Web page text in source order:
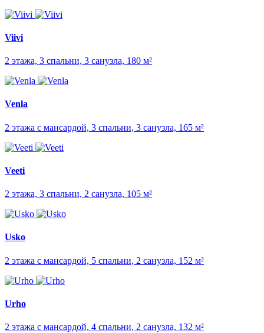
Viivi
2 этажа, 3 спальни, 3 санузла, 180 м²
Venla
2 этажа с мансардой, 3 спальни, 3 санузла, 165 м²
Veeti
2 этажа, 3 спальни, 2 санузла, 105 м²
Usko
2 этажа с мансардой, 5 спальни, 2 санузла, 152 м²
Urho
2 этажа с мансардой, 4 спальни, 2 санузла, 132 м²